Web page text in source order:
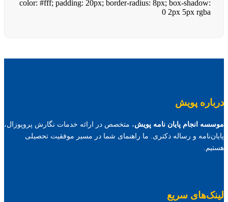
color: #fff; padding: 20px; border-radius: 8px; box-shadow:
0 2px 5px rgba
درباره پویش
موسسه انجام پایان نامه پویش، متخصص در ارائه خدمات نگارش پروپوزال،
پایان‌نامه و رساله دکتری. ما راهنمای شما در مسیر موفقیت تحصیلی
هستیم.
لینک‌های سریع